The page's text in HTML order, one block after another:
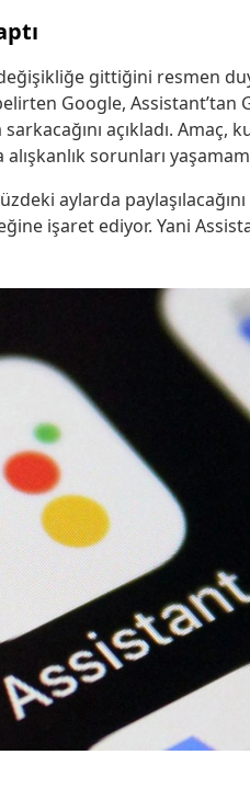
gittiğini resmen
Google, Assistant’tan
açıkladı. Amaç,
sorunları
aylarda
işaret ediyor. Yani